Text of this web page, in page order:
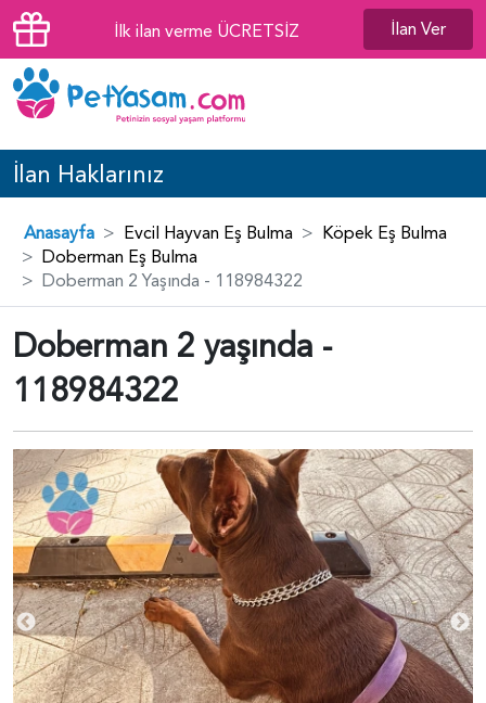
İlk ilan verme ÜCRETSİZ İlan Ver
İlan Haklarınız
Anasayfa Evcil Hayvan Eş Bulma
Köpek Eş Bulma
Doberman Eş Bulma
Doberman 2 Yaşında - 118984322
Doberman 2 yaşında -
118984322